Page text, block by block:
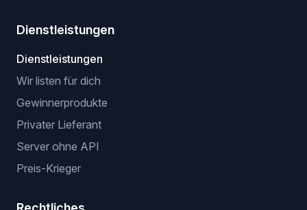
Dienstleistungen
Dienstleistungen
Wir listen für dich
Gewinnerprodukte
Privater Lieferant
Server ohne API
Preis-Krieger